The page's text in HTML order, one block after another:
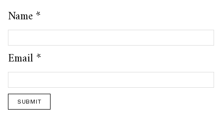
Name*
Email*